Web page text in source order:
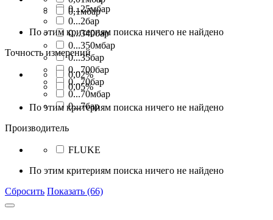
0...25мбар
0...2бар
0...340бар
0...350мбар
0...35бар
0...700бар
0...70бар
0...70мбар
0...7бар
0,1мбар
По этим критериям поиска ничего не найдено
Точность измерений
0,02%
0,05%
По этим критериям поиска ничего не найдено
Производитель
FLUKE
По этим критериям поиска ничего не найдено
Сбросить Показать (66)